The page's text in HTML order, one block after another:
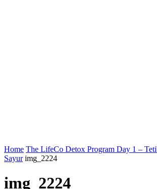
Home The LifeCo Detox Program Day 1 –
Sayur img_2224
img_2224